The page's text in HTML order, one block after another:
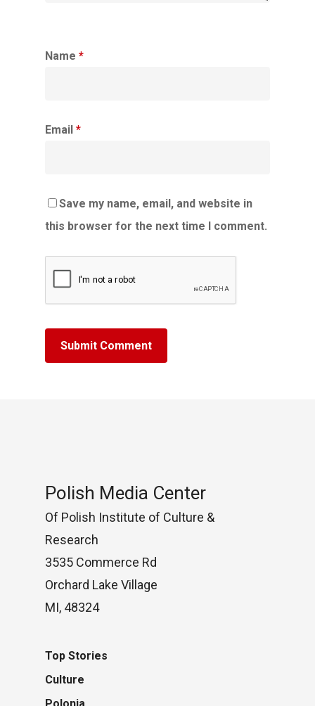
Name *
Email *
Save my name, email, and website in
this browser for the next time I comment.
Polish Media Center
Of Polish Institute of Culture &
Research
3535 Commerce Rd
Orchard Lake Village
MI, 48324
Top Stories
Culture